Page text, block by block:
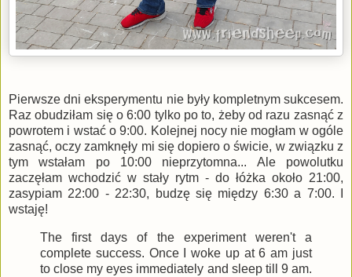
Pierwsze dni eksperymentu nie były kompletnym sukcesem.
Raz obudziłam się o 6:00 tylko po to, żeby od razu zasnąć z
powrotem i wstać o 9:00. Kolejnej nocy nie mogłam w ogóle
zasnąć, oczy zamknęły mi się dopiero o świcie, w związku z
tym wstałam po 10:00 nieprzytomna... Ale powolutku
zaczęłam wchodzić w stały rytm - do łóżka około 21:00,
zasypiam 22:00 - 22:30, budzę się między 6:30 a 7:00. I
wstaję!
The first days of the experiment weren't a
complete success. Once I woke up at 6 am just
to close my eyes immediately and sleep till 9 am.